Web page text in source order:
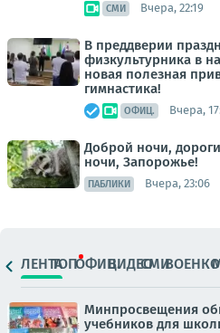
СМИ Вчера, 22:19
В преддверии
физкультурника в
новая полезная
гимнастика!
ОФИЦ. Вчера,
Доброй ночи,
ночи, Запорожье!
ПАБЛИКИ Вчера, 23:06
ЛЕНТАТОПОФИЦ.ВИДЕОСМИ
Минпросвещения
учебников для